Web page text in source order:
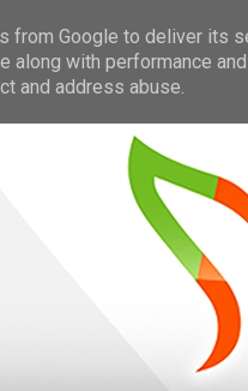
from Google to deliver its
along with performance
and address abuse.